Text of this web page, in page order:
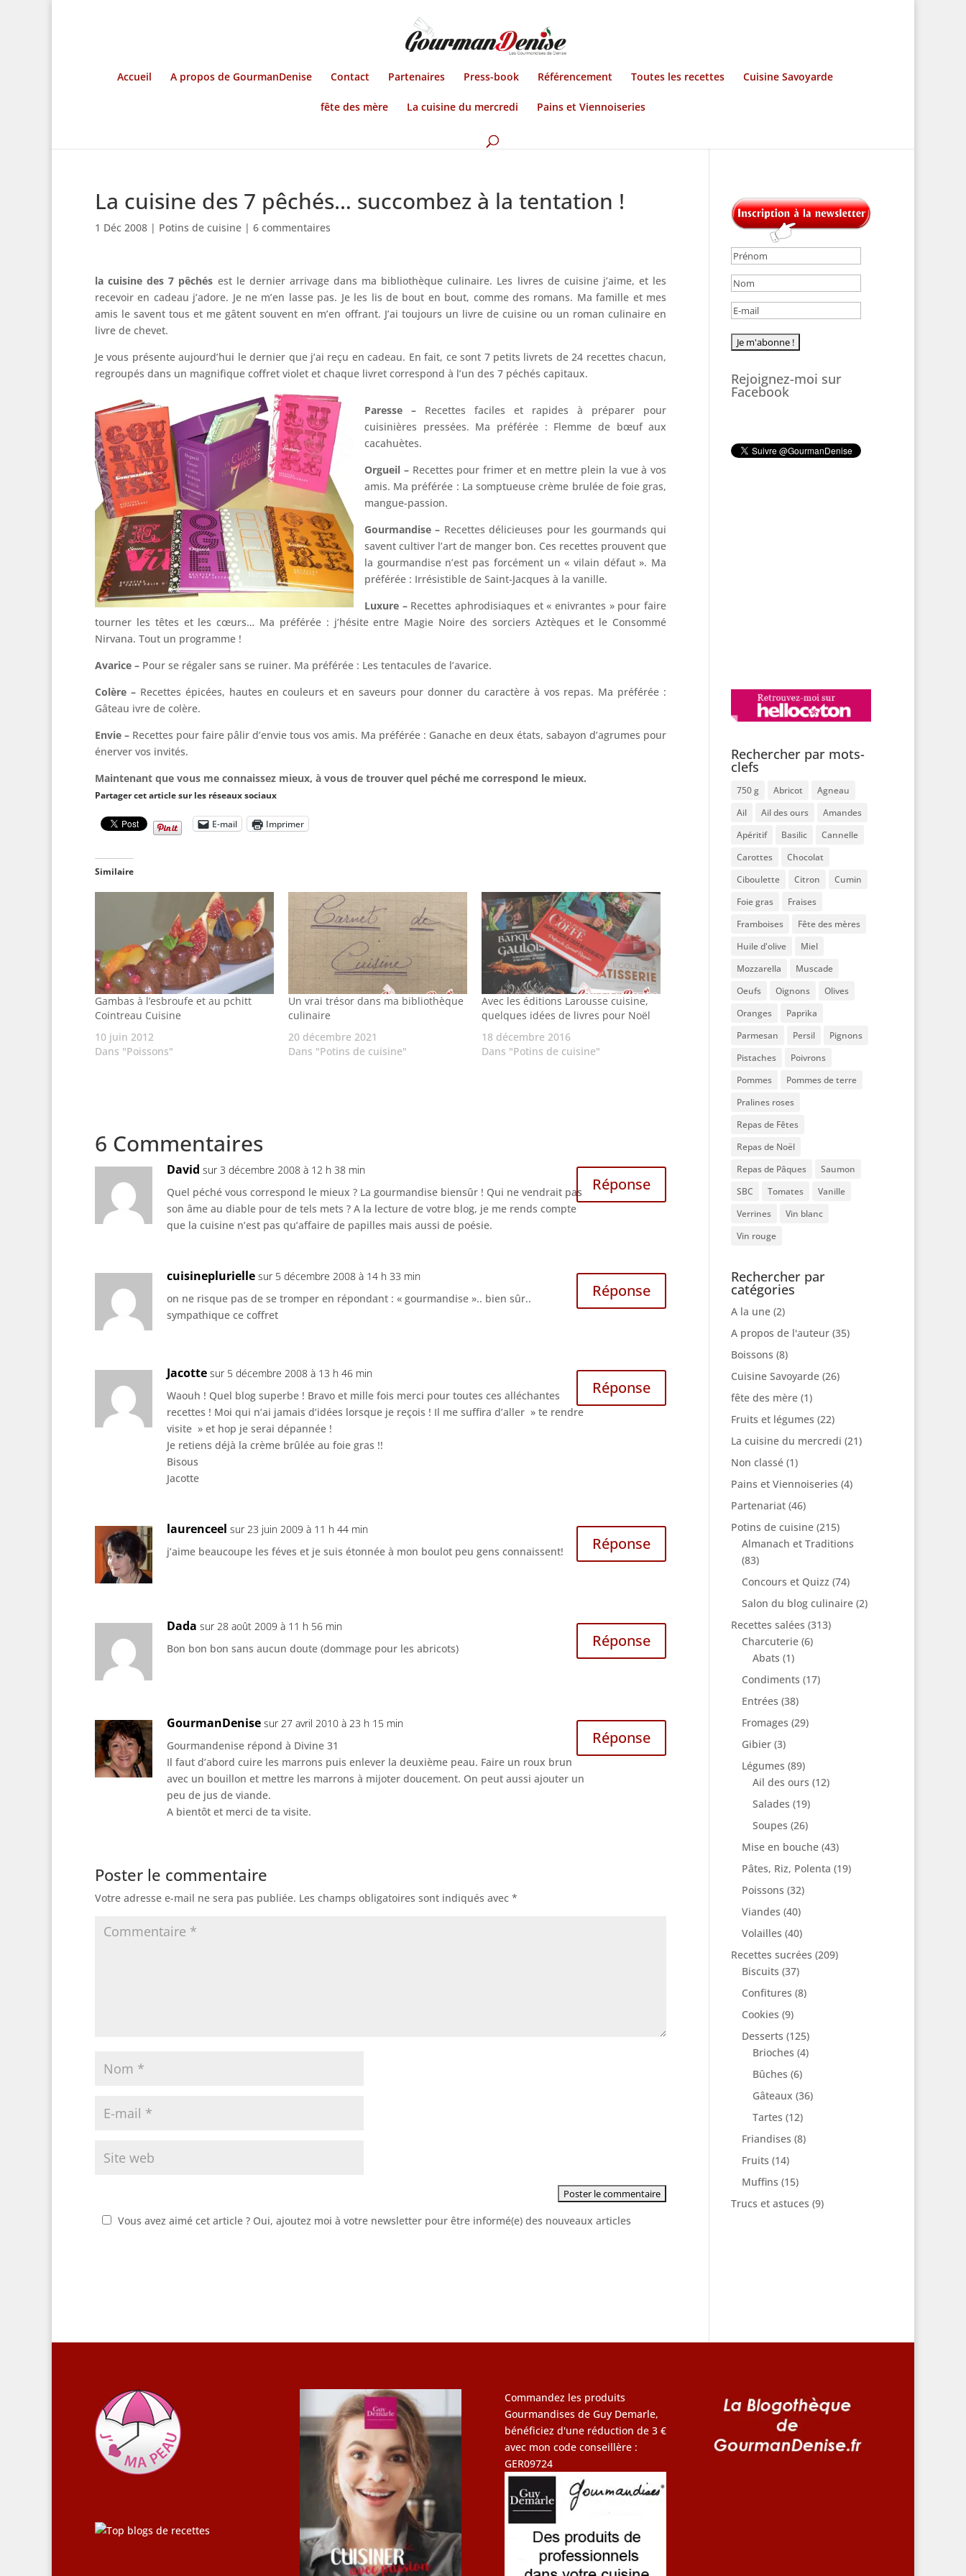
Accueil A propos de GourmanDenise Contact Partenaires Press-book Référencement Toutes les recettes Cuisine Savoyarde
fête des mère La cuisine du mercredi Pains et Viennoiseries
La cuisine des 7 pêchés… succombez à la tentation !
1 Déc 2008 | Potins de cuisine | 6 commentaires
la cuisine des 7 pêchés est le dernier arrivage dans ma bibliothèque culinaire. Les livres de cuisine j’aime, et les
recevoir en cadeau j’adore. Je ne m’en lasse pas. Je les lis de bout en bout, comme des romans. Ma famille et mes
amis le savent tous et me gâtent souvent en m’en offrant. J’ai toujours un livre de cuisine ou un roman culinaire en
livre de chevet.
Je vous présente aujourd’hui le dernier que j’ai reçu en cadeau. En fait, ce sont 7 petits livrets de 24 recettes chacun,
regroupés dans un magnifique coffret violet et chaque livret correspond à l’un des 7 péchés capitaux.
Paresse – Recettes faciles et rapides à préparer pour
cuisinières pressées. Ma préférée : Flemme de bœuf aux
cacahuètes.
Orgueil – Recettes pour frimer et en mettre plein la vue à vos
amis. Ma préférée : La somptueuse crème brulée de foie gras,
mangue-passion.
Gourmandise – Recettes délicieuses pour les gourmands qui
savent cultiver l’art de manger bon. Ces recettes prouvent que
la gourmandise n’est pas forcément un « vilain défaut ». Ma
préférée : Irrésistible de Saint-Jacques à la vanille.
Luxure – Recettes aphrodisiaques et « enivrantes » pour faire
tourner les têtes et les cœurs… Ma préférée : j’hésite entre Magie Noire des sorciers Aztèques et le Consommé
Nirvana. Tout un programme !
Avarice – Pour se régaler sans se ruiner. Ma préférée : Les tentacules de l’avarice.
Colère – Recettes épicées, hautes en couleurs et en saveurs pour donner du caractère à vos repas. Ma préférée :
Gâteau ivre de colère.
Envie – Recettes pour faire pâlir d’envie tous vos amis. Ma préférée : Ganache en deux états, sabayon d’agrumes pour
énerver vos invités.
Maintenant que vous me connaissez mieux, à vous de trouver quel péché me correspond le mieux.
Partager cet article sur les réseaux sociaux
E-mail Imprimer
Similaire
Gambas à l’esbroufe et au pchitt
Cointreau Cuisine
10 juin 2012
Dans "Poissons"
Un vrai trésor dans ma bibliothèque
culinaire
20 décembre 2021
Dans "Potins de cuisine"
Avec les éditions Larousse cuisine,
quelques idées de livres pour Noël
18 décembre 2016
Dans "Potins de cuisine"
6 Commentaires
David sur 3 décembre 2008 à 12 h 38 min
Quel péché vous correspond le mieux ? La gourmandise biensûr ! Qui ne vendrait pas
son âme au diable pour de tels mets ? A la lecture de votre blog, je me rends compte
que la cuisine n’est pas qu’affaire de papilles mais aussi de poésie.
Réponse
cuisineplurielle sur 5 décembre 2008 à 14 h 33 min
on ne risque pas de se tromper en répondant : « gourmandise ».. bien sûr..
sympathique ce coffret
Réponse
Jacotte sur 5 décembre 2008 à 13 h 46 min
Waouh ! Quel blog superbe ! Bravo et mille fois merci pour toutes ces alléchantes
recettes ! Moi qui n’ai jamais d’idées lorsque je reçois ! Il me suffira d’aller » te rendre
visite » et hop je serai dépannée !
Je retiens déjà la crème brûlée au foie gras !!
Bisous
Jacotte
Réponse
laurenceel sur 23 juin 2009 à 11 h 44 min
j’aime beaucoupe les féves et je suis étonnée à mon boulot peu gens connaissent!
Réponse
Dada sur 28 août 2009 à 11 h 56 min
Bon bon bon sans aucun doute (dommage pour les abricots)
Réponse
GourmanDenise sur 27 avril 2010 à 23 h 15 min
Gourmandenise répond à Divine 31
Il faut d’abord cuire les marrons puis enlever la deuxième peau. Faire un roux brun
avec un bouillon et mettre les marrons à mijoter doucement. On peut aussi ajouter un
peu de jus de viande.
A bientôt et merci de ta visite.
Réponse
Poster le commentaire
Votre adresse e-mail ne sera pas publiée. Les champs obligatoires sont indiqués avec *
Vous avez aimé cet article ? Oui, ajoutez moi à votre newsletter pour être informé(e) des nouveaux articles
Rejoignez-moi sur
Facebook
Rechercher par mots-
clefs
750 g Abricot
Agneau
Ail
Ail des ours
Amandes
Apéritif
Basilic
Cannelle
Carottes
Chocolat
Ciboulette
Citron
Cumin
Foie gras
Fraises
Framboises
Fête des mères
Huile d'olive
Miel
Mozzarella
Muscade
Oeufs
Oignons
Olives
Oranges
Paprika
Parmesan
Persil
Pignons
Pistaches
Poivrons
Pommes
Pommes de terre
Pralines roses
Repas de Fêtes
Repas de Noël
Repas de Pâques
Saumon
SBC
Tomates
Vanille
Verrines
Vin blanc
Vin rouge
Rechercher par
catégories
A la une(2)
A propos de l'auteur(35)
Boissons (8)
Cuisine Savoyarde(26)
fête des mère(1)
Fruits et légumes (22)
La cuisine du mercredi (21)
Non classé(1)
Pains et Viennoiseries (4)
Partenariat(46)
Potins de cuisine(215)
Almanach et Traditions
(83)
Concours et Quizz (74)
Salon du blog culinaire(2)
Recettes salées (313)
Charcuterie(6)
Abats (1)
Condiments (17)
Entrées (38)
Fromages (29)
Gibier(3)
Légumes (89)
Ail des ours (12)
Salades (19)
Soupes (26)
Mise en bouche(43)
Pâtes, Riz, Polenta (19)
Poissons (32)
Viandes (40)
Volailles (40)
Recettes sucrées (209)
Biscuits (37)
Confitures (8)
Cookies (9)
Desserts (125)
Brioches (4)
Bûches (6)
Gâteaux (36)
Tartes (12)
Friandises (8)
Fruits (14)
Muffins (15)
Trucs et astuces (9)
Commandez les produits
Gourmandises de Guy Demarle,
bénéficiez d'une réduction de 3 €
avec mon code conseillère :
GER09724